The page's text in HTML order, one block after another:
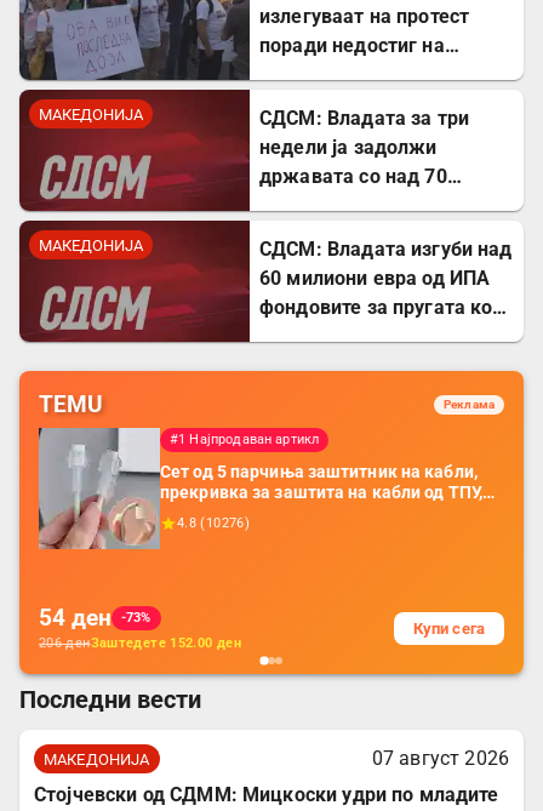
излегуваат на протест
поради недостиг на
МАКЕДОНИЈА
СДСМ: Владата за три
недели ја задолжи
државата со над 70
МАКЕДОНИЈА
СДСМ: Владата изгуби над
60 милиони евра од ИПА
фондовите за пругата кон
TEMU Реклама
#1 Најпродаван артикл
Сет од 5 парчиња заштитник на кабли,
прекривка за заштита на кабли од ТПУ,
додатоци за заштита на кабли, без
батерија, за мобилни телефони, комплет
4.8 ( 10276)
54 ден
-73%
206денЗаштедете 152.00 ден
Купи сега
Последни вести
МАКЕДОНИЈА
07 август 2026
Стојчевски од СДММ: Мицкоски удри по младите